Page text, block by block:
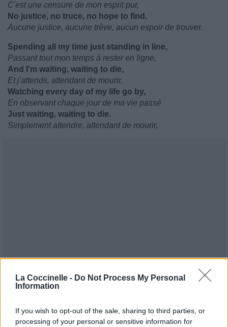
La Coccinelle - Do Not Process My Personal
Information
If you wish to opt-out of the sale, sharing to third parties, or
processing of your personal or sensitive information for
C'est une censure de mon esprit pur,
No justice, no truce, no hope to find.
Aucune justice, aucune trêve, aucun espoir de trouver.
Spending all my time just standing in line,
Passant tout mon temps à rester en ligne,
And I'm waiting, waiting to die,
Et j'attends, attendant de mourir,
Watching every day of my life go by,
En observant chaque jour de ma vie passé
Just waiting, waiting to die.
Simplement attendre, attendant de mourir,